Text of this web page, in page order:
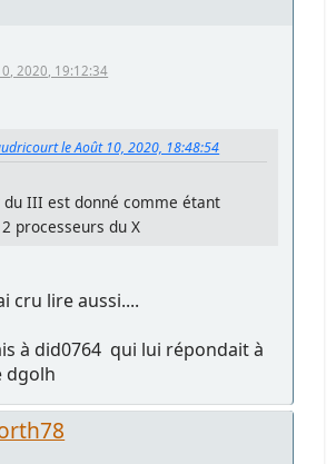
2020, 19:12:34
le Août 10, 2020, 18:48:54
du III est donné comme étant
processeurs du X
cru lire aussi....
à did0764 qui lui répondait à
dgolh